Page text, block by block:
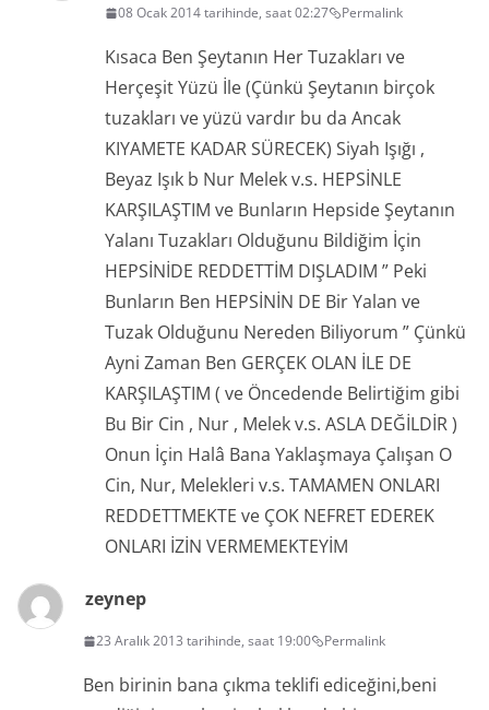
08 Ocak 2014 tarihinde, saat 02:27 Permalink
Kısaca Ben Şeytanın Her Tuzakları ve
Herçeşit Yüzü İle (Çünkü Şeytanın birçok
tuzakları ve yüzü vardır bu da Ancak
KIYAMETE KADAR SÜRECEK) Siyah Işığı ,
Beyaz Işık b Nur Melek v.s. HEPSİNLE
KARŞILAŞTIM ve Bunların Hepside Şeytanın
Yalanı Tuzakları Olduğunu Bildiğim İçin
HEPSİNİDE REDDETTİM DIŞLADIM ” Peki
Bunların Ben HEPSİNİN DE Bir Yalan ve
Tuzak Olduğunu Nereden Biliyorum ” Çünkü
Ayni Zaman Ben GERÇEK OLAN İLE DE
KARŞILAŞTIM ( ve Öncedende Belirtiğim gibi
Bu Bir Cin , Nur , Melek v.s. ASLA DEĞİLDİR )
Onun İçin Halâ Bana Yaklaşmaya Çalışan O
Cin, Nur, Melekleri v.s. TAMAMEN ONLARI
REDDETTMEKTE ve ÇOK NEFRET EDEREK
ONLARI İZİN VERMEMEKTEYİM
zeynep
23 Aralık 2013 tarihinde, saat 19:00 Permalink
Ben birinin bana çıkma teklifi ediceğini,beni